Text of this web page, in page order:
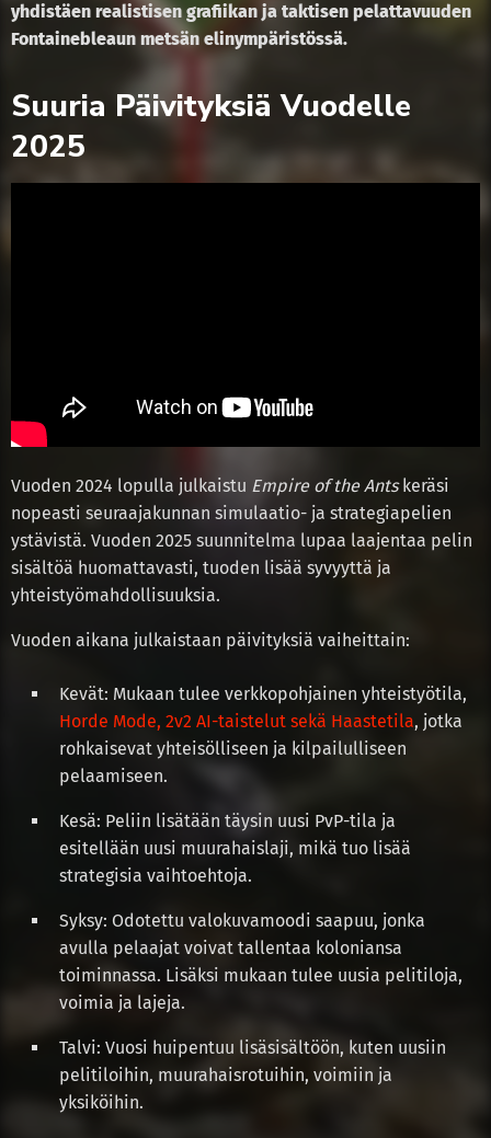
yhdistäen realistisen grafiikan ja taktisen pelattavuuden
Fontainebleaun metsän elinympäristössä.
Suuria Päivityksiä Vuodelle
2025
Vuoden 2024 lopulla julkaistu Empire of the Antskeräsi
nopeasti seuraajakunnan simulaatio- ja strategiapelien
ystävistä. Vuoden 2025 suunnitelma lupaa laajentaa pelin
sisältöä huomattavasti, tuoden lisää syvyyttä ja
yhteistyömahdollisuuksia.
Vuoden aikana julkaistaan päivityksiä vaiheittain:
Kevät: Mukaan tulee verkkopohjainen yhteistyötila,
Horde Mode, 2v2 AI-taistelut sekä Haastetila, jotka
rohkaisevat yhteisölliseen ja kilpailulliseen
pelaamiseen.
Kesä: Peliin lisätään täysin uusi PvP-tila ja
esitellään uusi muurahaislaji, mikä tuo lisää
strategisia vaihtoehtoja.
Syksy: Odotettu valokuvamoodi saapuu, jonka
avulla pelaajat voivat tallentaa koloniansa
toiminnassa. Lisäksi mukaan tulee uusia pelitiloja,
voimia ja lajeja.
Talvi: Vuosi huipentuu lisäsisältöön, kuten uusiin
pelitiloihin, muurahaisrotuihin, voimiin ja
yksiköihin.